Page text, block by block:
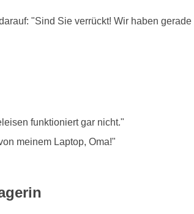
"Sind Sie verrückt! Wir haben
funktioniert gar nicht."
meinem Laptop, Oma!"